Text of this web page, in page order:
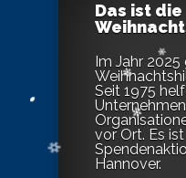
Das ist die
Im Jahr
Seit 1975
vor Ort. Es
Hannover.